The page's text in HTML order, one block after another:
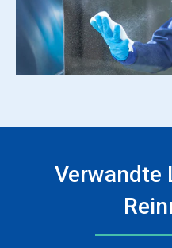
Verwandte